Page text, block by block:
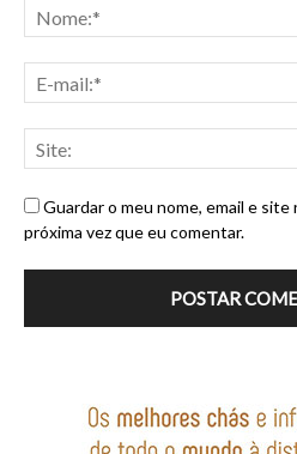
Guardar o meu nome, email e
próxima vez que eu comentar.